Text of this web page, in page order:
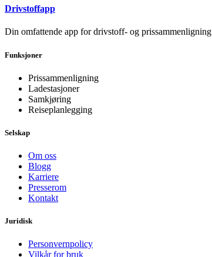
Drivstoffapp
Din omfattende app for drivstoff- og prissammenligning
Funksjoner
Prissammenligning
Ladestasjoner
Samkjøring
Reiseplanlegging
Selskap
Om oss
Blogg
Karriere
Presserom
Kontakt
Juridisk
Personvernpolicy
Vilkår for bruk